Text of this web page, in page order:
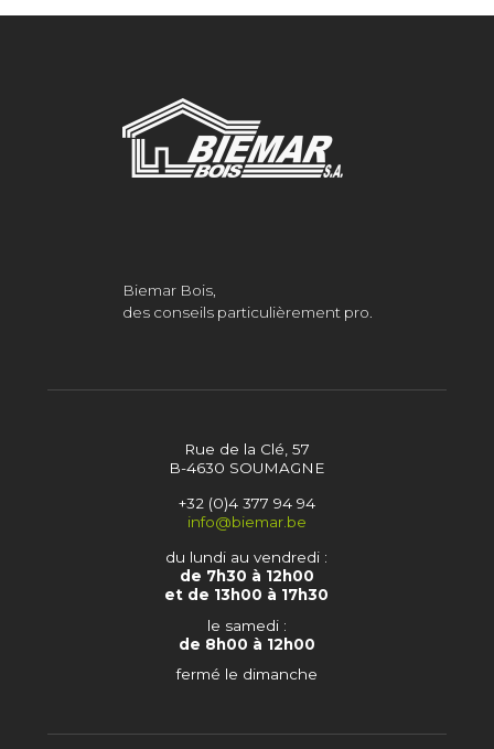
Biemar Bois,
des conseils particulièrement pro.
Rue de la Clé, 57
B-4630 SOUMAGNE
+32 (0)4 377 94 94
info@biemar.be
du lundi au vendredi :
de 7h30 à 12h00
et de 13h00 à 17h30
le samedi :
de 8h00 à 12h00
fermé le dimanche